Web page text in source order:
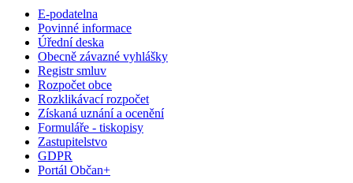
E-podatelna
Povinné informace
Úřední deska
Obecně závazné vyhlášky
Registr smluv
Rozpočet obce
Rozklikávací rozpočet
Získaná uznání a ocenění
Formuláře - tiskopisy
Zastupitelstvo
GDPR
Portál Občan+